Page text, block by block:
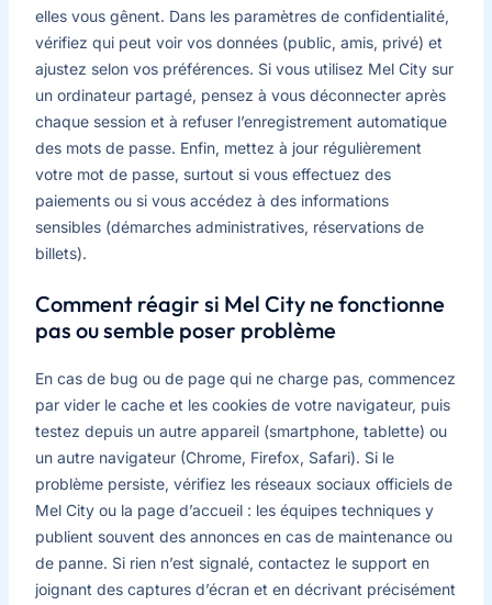
elles vous gênent. Dans les paramètres de confidentialité,
vérifiez qui peut voir vos données (public, amis, privé) et
ajustez selon vos préférences. Si vous utilisez Mel City sur
un ordinateur partagé, pensez à vous déconnecter après
chaque session et à refuser l’enregistrement automatique
des mots de passe. Enfin, mettez à jour régulièrement
votre mot de passe, surtout si vous effectuez des
paiements ou si vous accédez à des informations
sensibles (démarches administratives, réservations de
billets).
Comment réagir si Mel City ne fonctionne
pas ou semble poser problème
En cas de bug ou de page qui ne charge pas, commencez
par vider le cache et les cookies de votre navigateur, puis
testez depuis un autre appareil (smartphone, tablette) ou
un autre navigateur (Chrome, Firefox, Safari). Si le
problème persiste, vérifiez les réseaux sociaux officiels de
Mel City ou la page d’accueil : les équipes techniques y
publient souvent des annonces en cas de maintenance ou
de panne. Si rien n’est signalé, contactez le support en
joignant des captures d’écran et en décrivant précisément